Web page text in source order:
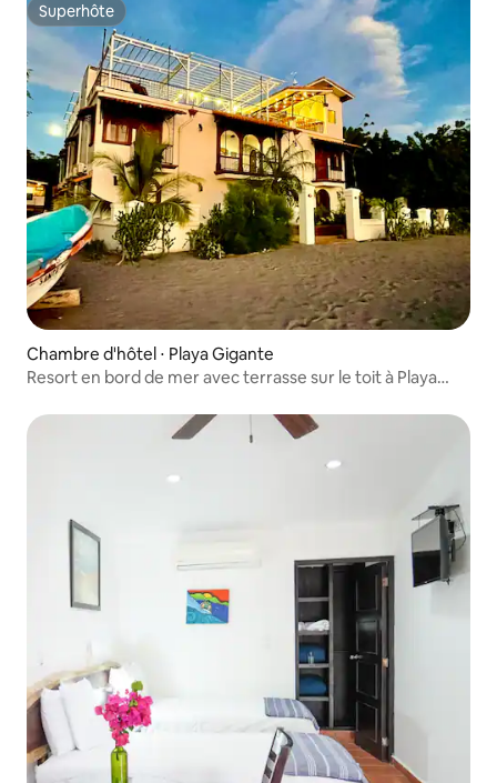
Superhôte
Superhôte
Chambre d'hôtel ⋅ Playa Gigante
Resort en bord de mer avec terrasse sur le toit à Playa